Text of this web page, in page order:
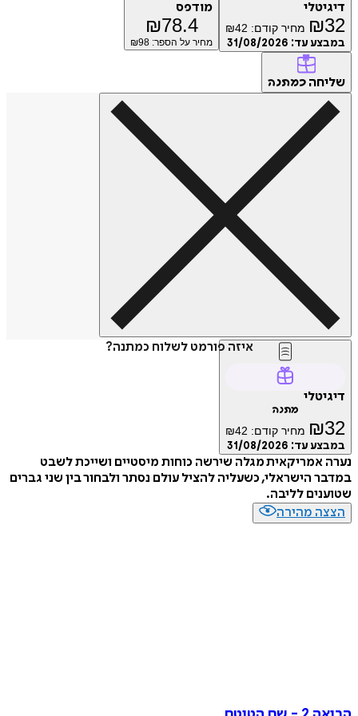
₪ מחיר קודם: ₪42
עד:31/08/2026
מודפס
₪78.4
מחיר על הספר: ₪98
כמתנה
איזה פורמט לשלוח כמתנה?
₪ מחיר קודם: ₪42
עד:31/08/2026
אמריקאית מגלה שירשה כוחות מיסטיים ושייכת לשבט
הישראלי, כשעליה להציל עולם נסתר ולבחור בין שני גברים
לליבה.
מהירה